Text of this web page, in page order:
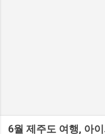
6월 제주도 여행, 아